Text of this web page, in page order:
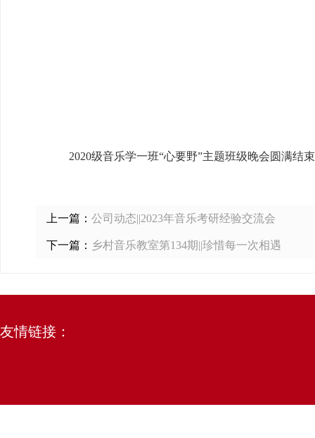
2020级音乐学一班“心要野”主题班级晚会圆满结
上一篇： 公司动态||2023年音乐考研经验交流会
下一篇： 乡村音乐教室第134期||珍惜每一次相遇
友情链接：